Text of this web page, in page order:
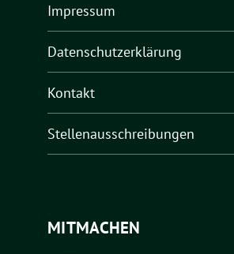
Impressum
Datenschutzerklärung
Kontakt
Stellenausschreibungen
MITMACHEN